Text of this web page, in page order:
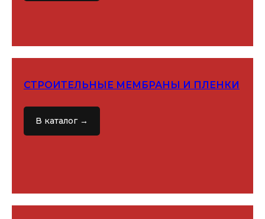
СТРОИТЕЛЬНЫЕ МЕМБРАНЫ И ПЛЕНКИ
В каталог →